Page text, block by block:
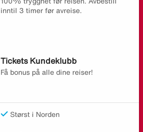
inntil 3 timer før avreise.
Tickets Kundeklubb
Få bonus på alle dine reiser!
Størst i Norden